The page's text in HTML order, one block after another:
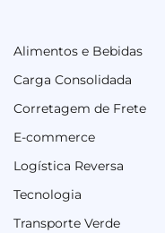
Alimentos e Bebidas
Carga Consolidada
Corretagem de Frete
E-commerce
Logística Reversa
Tecnologia
Transporte Verde